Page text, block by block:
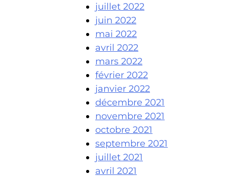
juillet 2022
juin 2022
mai 2022
avril 2022
mars 2022
février 2022
janvier 2022
décembre 2021
novembre 2021
octobre 2021
septembre 2021
juillet 2021
avril 2021